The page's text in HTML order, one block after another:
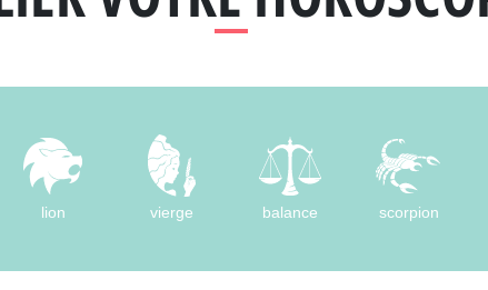
lion vierge balance scorpion